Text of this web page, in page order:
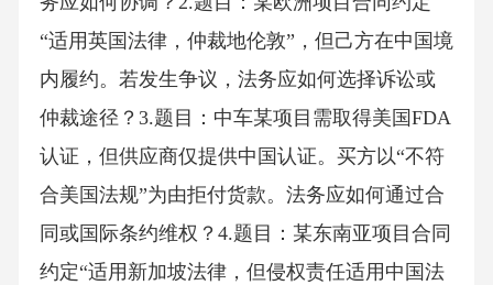
“适用英国法律，仲裁地伦敦”，但己方在中国境
内履约。若发生争议，法务应如何选择诉讼或
仲裁途径？3.题目：中车某项目需取得美国FDA
认证，但供应商仅提供中国认证。买方以“不符
合美国法规”为由拒付货款。法务应如何通过合
同或国际条约维权？4.题目：某东南亚项目合同
约定“适用新加坡法律，但侵权责任适用中国法